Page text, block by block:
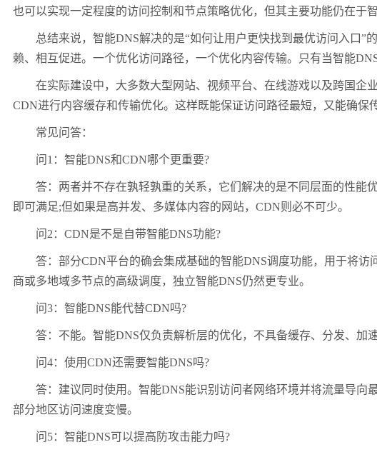
也可以实现一定程度的访问控制和节点策略优化，但其主要功能仍在于
总结来说，智能DNS解决的是“如何让用户更快找到最优访问入口”
赖、相互促进。一个优化访问路径，一个优化内容传输。只有当智能
在实际建设中，大多数大型网站、视频平台、在线游戏以及跨国企业
CDN进行内容缓存和传输优化。这样既能保证访问路径最短，又能确保
常见问答：
问1：智能DNS和CDN哪个更重要?
答：两者并不存在孰轻孰重的关系，它们解决的是不同层面的性能
即可满足;但如果是高并发、多媒体内容的网站，CDN则必不可少。
问2：CDN是不是自带智能DNS功能?
答：部分CDN平台的确会集成基础的智能DNS调度功能，用于将访
商或多地域多节点的高级调度，独立智能DNS仍然更专业。
问3：智能DNS能代替CDN吗?
答：不能。智能DNS仅负责解析层的优化，不具备缓存、分发、加
问4：使用CDN还需要智能DNS吗?
答：建议同时使用。智能DNS能识别访问者网络环境并将流量导向
部分地区访问速度变慢。
问5：智能DNS可以提高防攻击能力吗?